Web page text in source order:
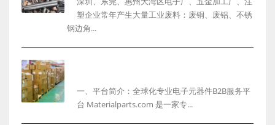
塑企业常年产生大量工业废料：废铜、废铝、不锈
钢边角...
一、平台简介：全球化专业电子元器件B2B服务平
台 Materialparts.com 是一家专...